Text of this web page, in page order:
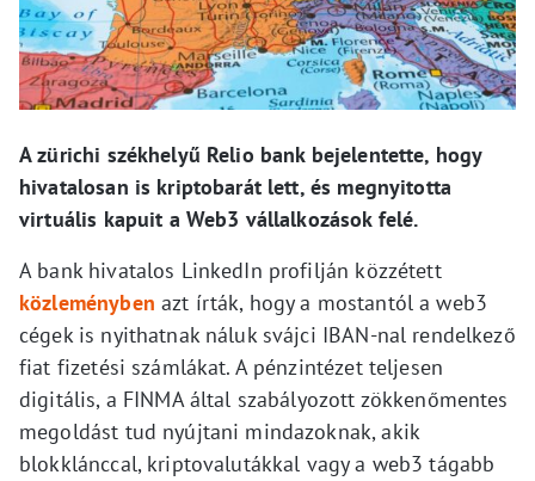
A zürichi székhelyű Relio bank bejelentette, hogy
hivatalosan is kriptobarát lett, és megnyitotta
virtuális kapuit a Web3 vállalkozások felé.
A bank hivatalos LinkedIn profilján közzétett
közleményben azt írták, hogy a mostantól a web3
cégek is nyithatnak náluk svájci IBAN-nal rendelkező
fiat fizetési számlákat. A pénzintézet teljesen
digitális, a FINMA által szabályozott zökkenőmentes
megoldást tud nyújtani mindazoknak, akik
blokklánccal, kriptovalutákkal vagy a web3 tágabb